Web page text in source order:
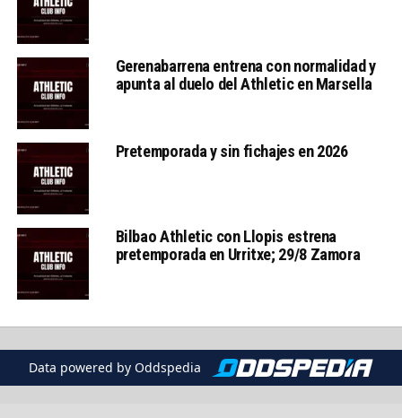
Gerenabarrena entrena con normalidad y
apunta al duelo del Athletic en Marsella
Pretemporada y sin fichajes en 2026
Bilbao Athletic con Llopis estrena
pretemporada en Urritxe; 29/8 Zamora
Data powered by Oddspedia